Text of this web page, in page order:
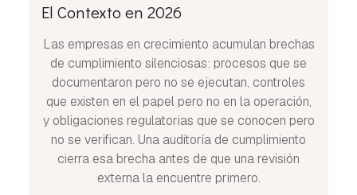
El Contexto en 2026
Las empresas en crecimiento acumulan brechas
de cumplimiento silenciosas: procesos que se
documentaron pero no se ejecutan, controles
que existen en el papel pero no en la operación,
y obligaciones regulatorias que se conocen pero
no se verifican. Una auditoría de cumplimiento
cierra esa brecha antes de que una revisión
externa la encuentre primero.